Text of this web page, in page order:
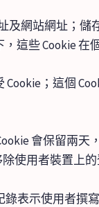
網站網址；儲
這些 Cookie 在
；這個
會保留兩天
使用者裝置上的
表示使用者撰